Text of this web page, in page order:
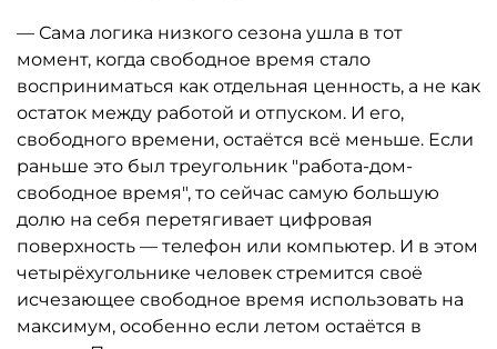
— Сама логика низкого сезона ушла в тот
момент, когда свободное время стало
восприниматься как отдельная ценность, а не как
остаток между работой и отпуском. И его,
свободного времени, остаётся всё меньше. Если
раньше это был треугольник "работа-дом-
свободное время", то сейчас самую большую
долю на себя перетягивает цифровая
поверхность — телефон или компьютер. И в этом
четырёхугольнике человек стремится своё
исчезающее свободное время использовать на
максимум, особенно если летом остаётся в